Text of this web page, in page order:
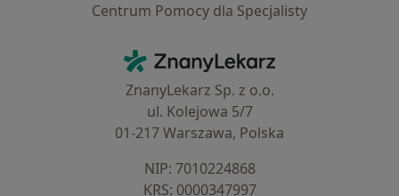
Centrum Pomocy dla Specjalisty
ZnanyLekarz - Strona główna
ZnanyLekarz Sp. z o.o.
ul. Kolejowa 5/7
01-217 Warszawa, Polska
NIP: ⁠7010224868
KRS: ⁠0000347997